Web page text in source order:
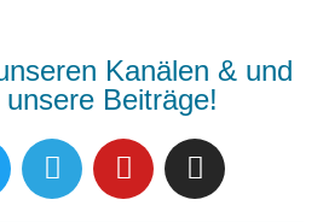
Kanälen & und
Beiträge!